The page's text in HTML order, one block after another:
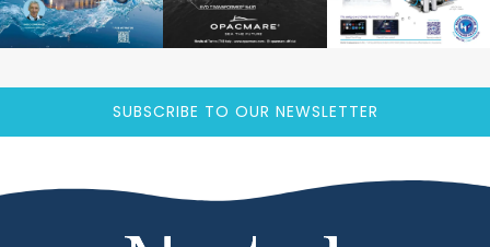
SUBSCRIBE TO OUR NEWSLETTER